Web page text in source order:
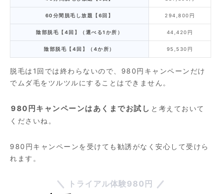
60分間脱毛し放題【6回】 294,800円
陰部脱毛【4回】（選べる1か所） 44,420円
陰部脱毛【4回】（4か所） 95,530円
脱毛は1回では終わらないので、980円キャンペーンだけ
でムダ毛をツルツルにすることはできません。
980円キャンペーンはあくまでお試し と考えておいて
くださいね。
980円キャンペーンを受けても勧誘がなく安心して受けら
れます。
トライアル体験980円